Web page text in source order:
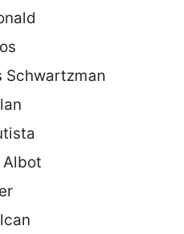
Schwartzman
Albot